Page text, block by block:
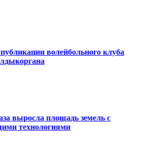
волейбольного клуба
выросла площадь земель с
технологиями